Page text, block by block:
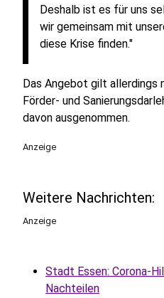
Deshalb ist es für uns
wir gemeinsam mit
diese Krise finden."
Das Angebot gilt allerdings
Förder- und
davon ausgenommen.
Anzeige
Weitere Nachrichten:
Anzeige
Stadt Essen: Corona-
Nachteilen